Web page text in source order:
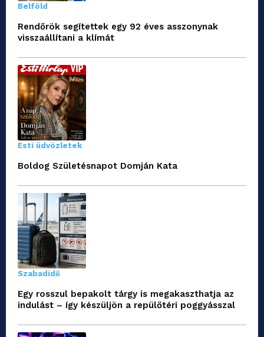
Belföld
Rendőrök segítettek egy 92 éves asszonynak
visszaállítani a klímát
Esti üdvözletek
Boldog Születésnapot Domján Kata
Szabadidő
Egy rosszul bepakolt tárgy is megakaszthatja az
indulást – így készüljön a repülőtéri poggyásszal